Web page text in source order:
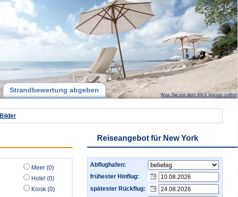
Strandbewertung abgeben
Was Sie vor dem Klick wissen sollten
Bilder
Meer (0)
Hotel (0)
Kiosk (0)
Reiseangebot für New York
Abflughafen:
frühester Hinflug:
spätester Rückflug: